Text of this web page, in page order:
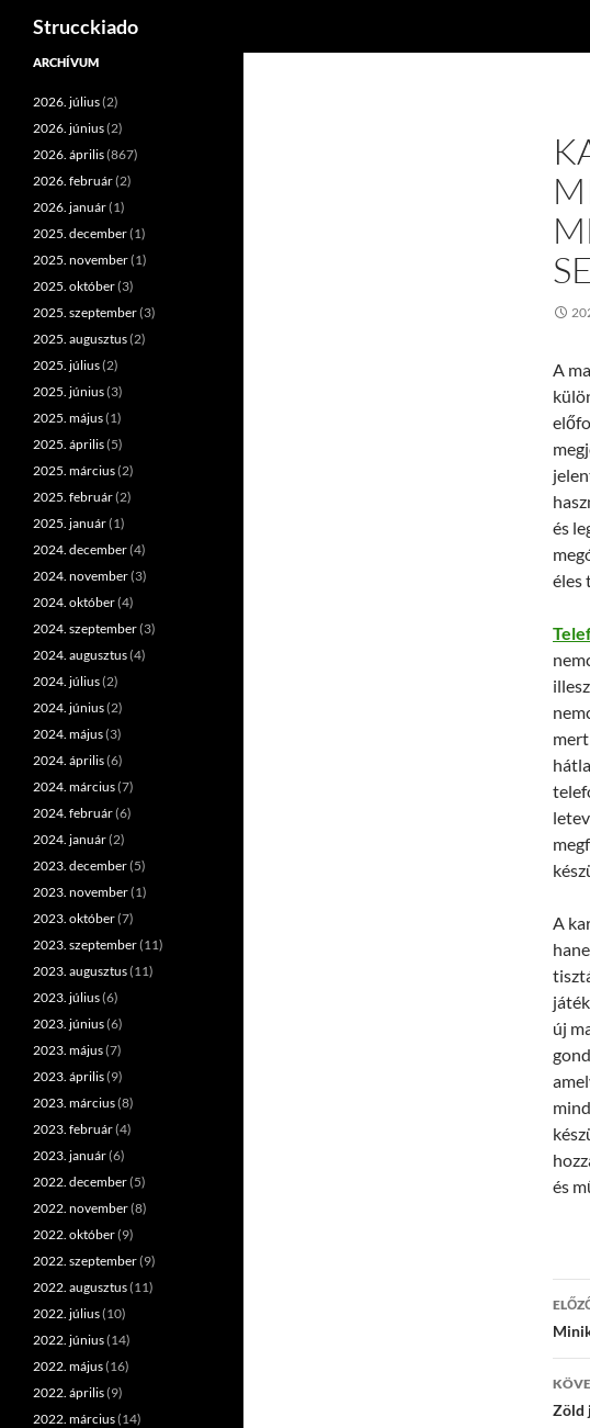
Tartalomhoz
Strucckiado
A
és
éles
A
új
és
Zöld
ARCHÍVUM
2026. július(2)
2026. június(2)
2026. április(867)
2026. február(2)
2026. január(1)
2025. december(1)
2025. november(1)
2025. október(3)
2025. szeptember(3)
2025. augusztus(2)
2025. július(2)
2025. június(3)
2025. május(1)
2025. április(5)
2025. március(2)
2025. február(2)
2025. január(1)
2024. december(4)
2024. november(3)
2024. október(4)
2024. szeptember(3)
2024. augusztus(4)
2024. július(2)
2024. június(2)
2024. május(3)
2024. április(6)
2024. március(7)
2024. február(6)
2024. január(2)
2023. december(5)
2023. november(1)
2023. október(7)
2023. szeptember(11)
2023. augusztus(11)
2023. július(6)
2023. június(6)
2023. május(7)
2023. április(9)
2023. március(8)
2023. február(4)
2023. január(6)
2022. december(5)
2022. november(8)
2022. október(9)
2022. szeptember(9)
2022. augusztus(11)
2022. július(10)
2022. június(14)
2022. május(16)
2022. április(9)
2022. március(14)